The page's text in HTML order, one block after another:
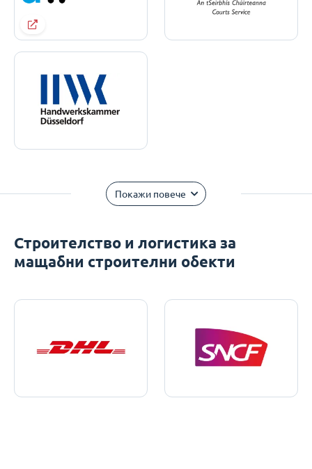
Покажи повече
Строителство и логистика за
мащабни строителни обекти